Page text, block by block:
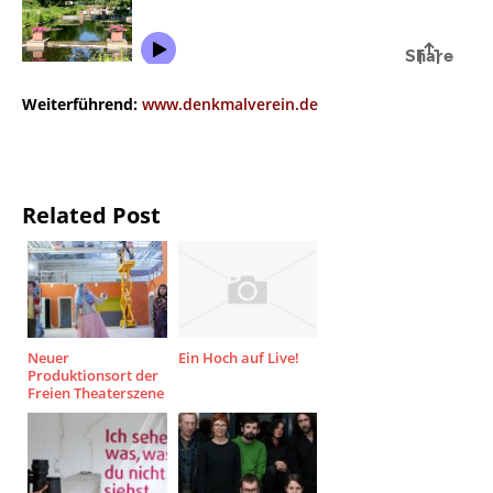
Weiterführend: www.denkmalverein.de
Related Post
Neuer
Produktionsort der
Freien Theaterszene
Ein Hoch auf Live!